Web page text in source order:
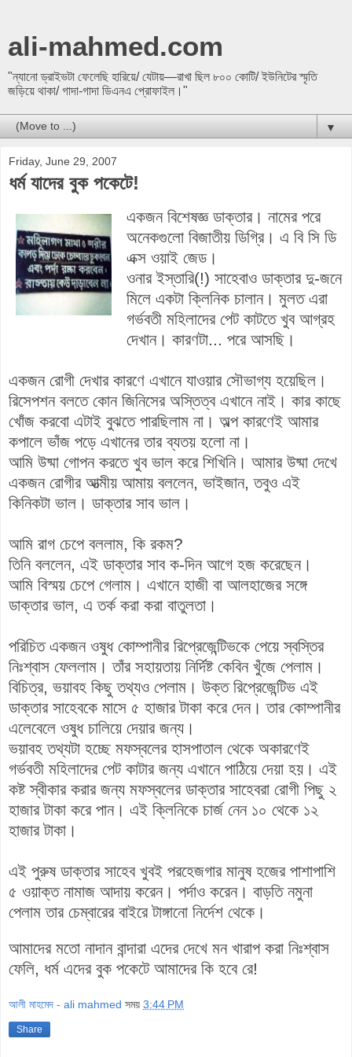
ali-mahmed.com
"ন্যানো ড্রাইভটা ফেলেছি হারিয়ে/ যেটায়—রাখা ছিল ৮০০ কোটি/ ইউনিটের স্মৃতি
জড়িয়ে থাকা/ গাদা-গাদা ডিএনএ প্রোফাইল।"
▼
Friday, June 29, 2007
ধর্ম যাদের বুক পকেটে!
একজন বিশেষজ্ঞ ডাক্তার। নামের পরে
অনেকগুলো বিজাতীয় ডিগ্রি। এ বি সি ডি
এক্স ওয়াই জেড।
ওনার ইস্তারি(!) সাহেবাও ডাক্তার দু-জনে
মিলে একটা ক্লিনিক চালান। মুলত এরা
গর্ভবতী মহিলাদের পেট কাটতে খুব আগ্রহ
দেখান। কারণটা... পরে আসছি।
একজন রোগী দেখার কারণে এখানে যাওয়ার সৌভাগ্য হয়েছিল।
রিসেপশন বলতে কোন জিনিসের অস্তিত্ব এখানে নাই। কার কাছে
খোঁজ করবো এটাই বুঝতে পারছিলাম না। অল্প কারণেই আমার
কপালে ভাঁজ পড়ে এখানের তার ব্যতয় হলো না।
আমি উষ্মা গোপন করতে খুব ভাল করে শিখিনি। আমার উষ্মা দেখে
একজন রোগীর আত্মীয় আমায় বললেন, ভাইজান, তবুও এই
কিনিকটা ভাল। ডাক্তার সাব ভাল।
আমি রাগ চেপে বললাম, কি রকম?
তিনি বললেন, এই ডাক্তার সাব ক-দিন আগে হজ করেছেন।
আমি বিস্ময় চেপে গেলাম। এখানে হাজী বা আলহাজের সঙ্গে
ডাক্তার ভাল, এ তর্ক করা করা বাতুলতা।
পরিচিত একজন ওষুধ কোম্পানীর রিপ্রেজেন্টিভকে পেয়ে স্বস্তির
নিঃশ্বাস ফেললাম। তাঁর সহায়তায় নির্দিষ্ট কেবিন খুঁজে পেলাম।
বিচিত্র, ভয়াবহ কিছু তথ্যও পেলাম। উক্ত রিপ্রেজেন্টিভ এই
ডাক্তার সাহেবকে মাসে ৫ হাজার টাকা করে দেন। তার কোম্পানীর
এলেবেলে ওষুধ চালিয়ে দেয়ার জন্য।
ভয়াবহ তথ্যটা হচ্ছে মফস্বলের হাসপাতাল থেকে অকারণেই
গর্ভবতী মহিলাদের পেট কাটার জন্য এখানে পাঠিয়ে দেয়া হয়। এই
কষ্ট স্বীকার করার জন্য মফস্বলের ডাক্তার সাহেবরা রোগী পিছু ২
হাজার টাকা করে পান। এই ক্লিনিকে চার্জ নেন ১০ থেকে ১২
হাজার টাকা।
এই পুরুষ ডাক্তার সাহেব খুবই পরহেজগার মানুষ হজের পাশাপাশি
৫ ওয়াক্ত নামাজ আদায় করেন। পর্দাও করেন। বাড়তি নমুনা
পেলাম তার চেম্বারের বাইরে টাঙ্গানো নির্দেশ থেকে।
আমাদের মতো নাদান বান্দারা এদের দেখে মন খারাপ করা নিঃশ্বাস
ফেলি, ধর্ম এদের বুক পকেটে আমাদের কি হবে রে!
আলী মাহমেদ - ali mahmed সময় 3:44 PM
Share